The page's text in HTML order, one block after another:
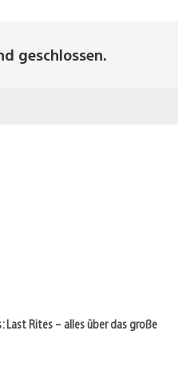
geschlossen.
Last Rites – alles über das große